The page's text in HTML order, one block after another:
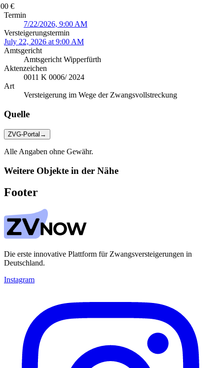
€
Termin
7/22/2026, 9:00 AM
Versteigerungstermin
July 22, 2026 at 9:00 AM
Amtsgericht
Amtsgericht Wipperfürth
Aktenzeichen
0011 K 0006/ 2024
Art
Versteigerung im Wege der Zwangsvollstreckung
Quelle
ZVG-Portal →
Alle Angaben ohne Gewähr.
Weitere Objekte in der Nähe
Footer
Die erste innovative Plattform für Zwangsversteigerungen in
Deutschland.
Instagram